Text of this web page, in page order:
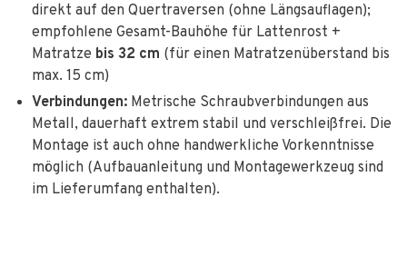
direkt auf den Quertraversen (ohne Längsauflagen);
empfohlene Gesamt-Bauhöhe für Lattenrost +
Matratze bis 32 cm (für einen Matratzenüberstand bis
max. 15 cm)
Verbindungen: Metrische Schraubverbindungen aus
Metall, dauerhaft extrem stabil und verschleißfrei. Die
Montage ist auch ohne handwerkliche Vorkenntnisse
möglich (Aufbauanleitung und Montagewerkzeug sind
im Lieferumfang enthalten).